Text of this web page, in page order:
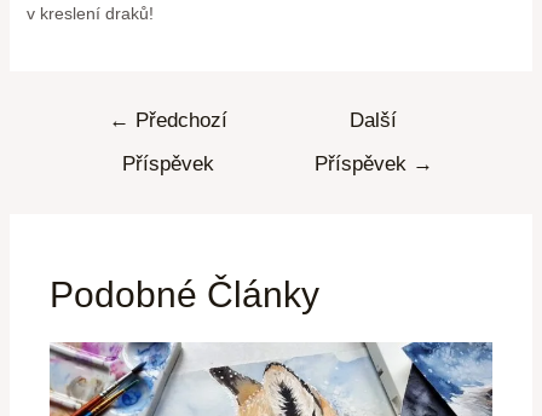
v kreslení draků!
← Předchozí
Příspěvek
Další
Příspěvek →
Podobné Články